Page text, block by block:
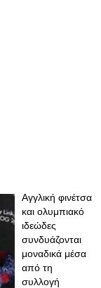
Αγγλική φινέτσα
και ολυμπιακό
ιδεώδες
συνδυάζονται
μοναδικά μέσα
από τη
συλλογή